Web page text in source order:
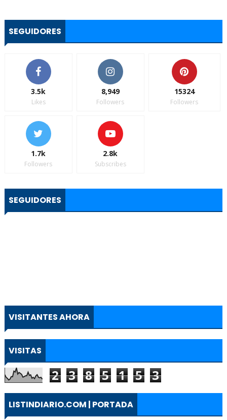
SEGUIDORES
3.5k
Likes
8,949
Followers
15324
Followers
1.7k
Followers
2.8k
Subscribes
SEGUIDORES
VISITANTES AHORA
VISITAS
2 3 8 5 1 5 3
LISTINDIARIO.COM | PORTADA